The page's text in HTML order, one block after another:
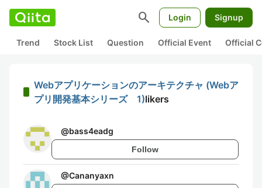
search Login Signup
Trend Stock List Question Official Event Official
Webアプリケーションのアーキテクチャ (Webア
プリ開発基本シリーズ 1)likers
@bass4eadg
Follow
@Cananyaxn